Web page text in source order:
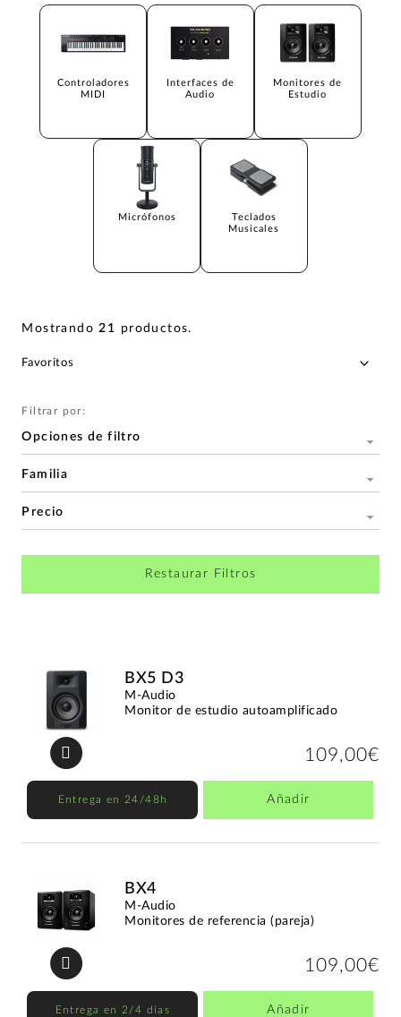
Controladores
MIDI
Interfaces de
Audio
Monitores de
Estudio
Micrófonos
Teclados
Musicales
Mostrando21 productos.
Filtrar por:
Opciones de filtro
Familia
Precio
Restaurar Filtros
BX5 D3
M-Audio
Monitor de estudio autoamplificado
109,00€
Entrega en 24/48h Añadir
BX4
M-Audio
Monitores de referencia (pareja)
109,00€
Entrega en 2/4 días Añadir